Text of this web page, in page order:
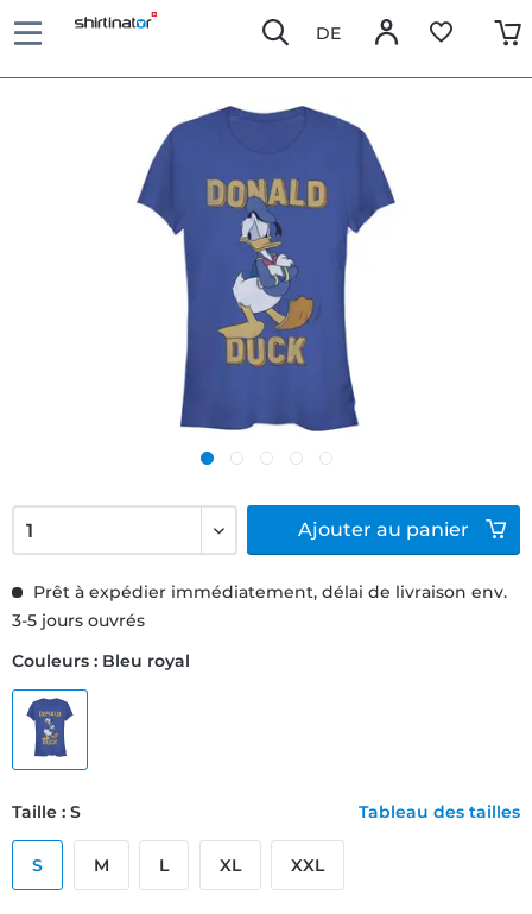
DE
Prêt à expédier immédiatement, délai de livraison env.
3-5 jours ouvrés
Couleurs : Bleu royal
Taille : S Tableau des tailles
S M L XL XXL
Ajouter au panier